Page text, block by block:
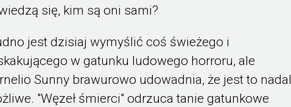
się, kim są oni sami?
jest dzisiaj wymyślić coś świeżego i
w gatunku ludowego horroru, ale
Sunny brawurowo udowadnia, że jest to nadal
"Węzeł śmierci" odrzuca tanie gatunkowe